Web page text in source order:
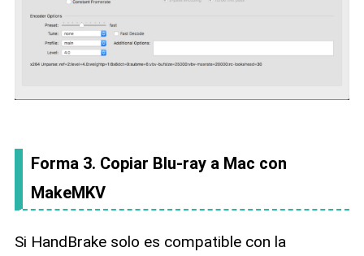
Forma 3. Copiar Blu-ray a Mac con
MakeMKV
Si HandBrake solo es compatible con la